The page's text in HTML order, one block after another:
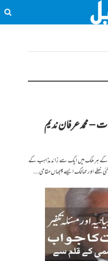
– محمد عرفان ندیم
کے ہر ملک میں ایک سے زائد مذاہب کے
خطے اور ممالک ایسے ہیںجہاں مقامی...